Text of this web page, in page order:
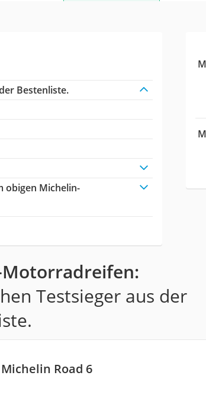
Bestenliste.
obigen Michelin-
Testsieger aus der
Michelin Road 6